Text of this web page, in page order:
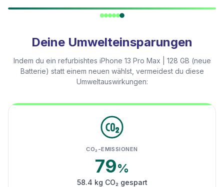
Deine Umwelteinsparungen
Indem du ein refurbishtes iPhone 13 Pro Max | 128 GB (neue
Batterie) statt einem neuen wählst, vermeidest du diese
Umweltauswirkungen:
CO₂-EMISSIONEN
79%
58.4 kg CO₂ gespart